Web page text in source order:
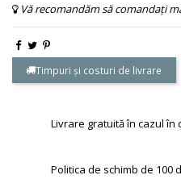
Vă recomandăm să comandați
Timpuri și costuri de livrare
Livrare gratuită în cazul în
Politica de schimb de 100